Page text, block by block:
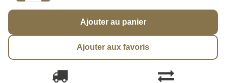
Ajouter au panier
Ajouter aux favoris